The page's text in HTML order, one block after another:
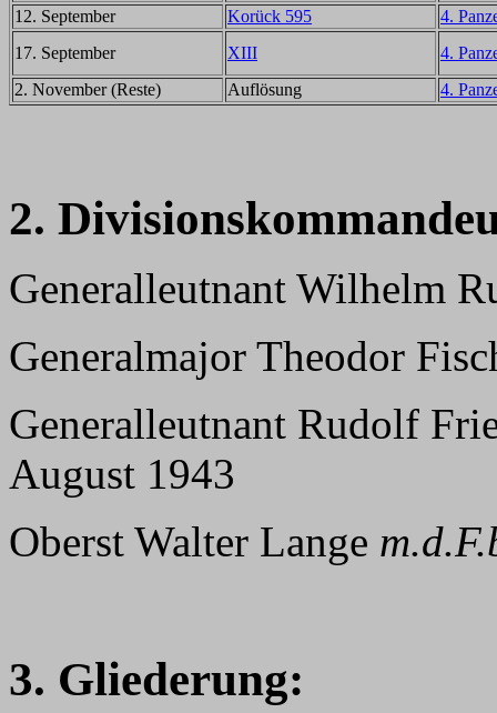
12. September
Korück 595
4.
17. September
XIII
4.
2. November (Reste)
Auflösung 4.
2.
Generalleutnant Wilhelm
Generalmajor Theodor
Generalleutnant Rudolf
August 1943
Oberst Walter Lange
3. Gliederung: